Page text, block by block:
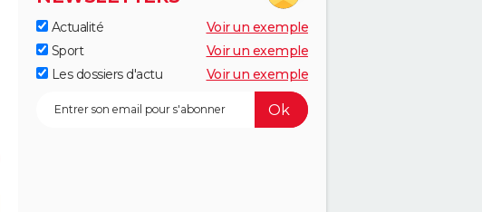
Actualité
Voir un exemple
Sport
Voir un exemple
Les dossiers d'actu
Voir un exemple